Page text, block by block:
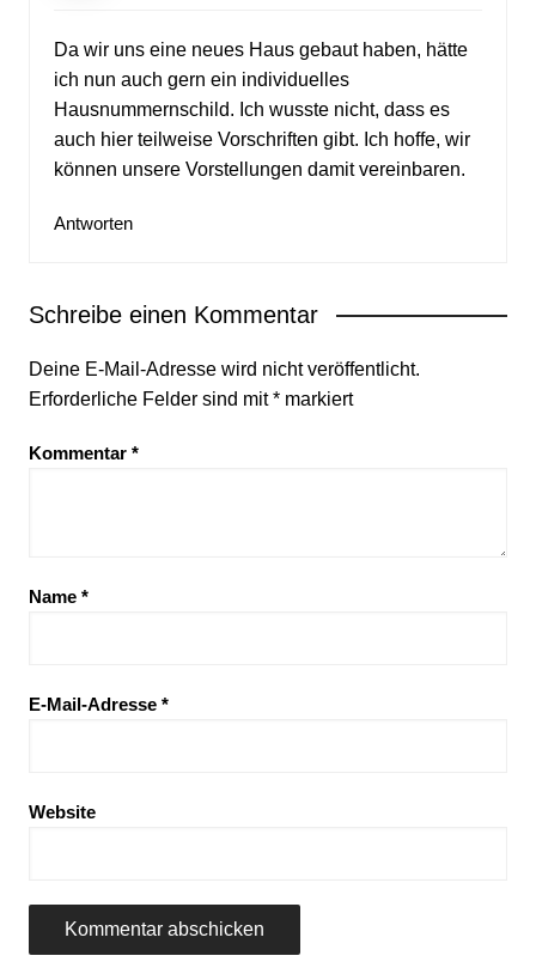
Da wir uns eine neues Haus gebaut haben, hätte
ich nun auch gern ein individuelles
Hausnummernschild. Ich wusste nicht, dass es
auch hier teilweise Vorschriften gibt. Ich hoffe, wir
können unsere Vorstellungen damit vereinbaren.
Antworten
Schreibe einen Kommentar
Deine E-Mail-Adresse wird nicht veröffentlicht.
Erforderliche Felder sind mit*markiert
Kommentar *
Name *
E-Mail-Adresse *
Website